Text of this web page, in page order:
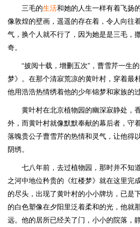
三毛的生活和她的人生一样有着飞扬
像敦煌的壁画，遥遥的存在着，令人向往
气，换个人就不行了，因为她是是三毛，
奇。
“披阅十载，增删五次”，曹雪芹一生
梦》。在那个清寂荒凉的黄叶村，穿着最
他用浩浩热情绣着他的少年锦梦和家族的过
黄叶村在北京植物园的幽深寂静处，
外，而黄叶村就像默默奉献的幕后者，守
落魄贵公子曹雪芹的热情和灵气，让他得
阴绣。
七八年前，去过植物园，那时并不知
之河中地位矜贵的《红楼梦》就在这里完
的尽头，出现了黄叶村的小小牌坊，已是
的白色塑像在夕阳里泛着柔和的光，他就
远。他的居所已经关了门，小小的院落，